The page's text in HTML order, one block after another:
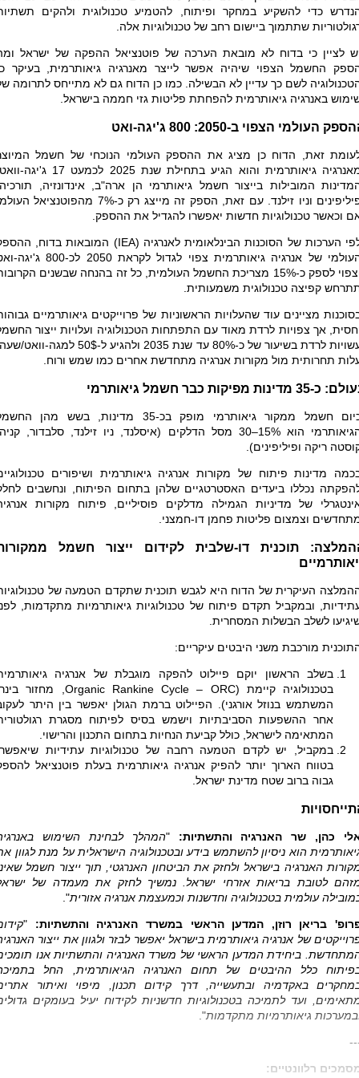
כדי להשקיע במחקר ופיתוח, להטמיע טכנולוגית ולהקים
שתתמוך ביישום רחב של טכנולוגיות אלה.
לציין כי בדוח לא מובאת הערכה של פוטנציאל ההפקה של ישראל
החשמל הצפוי שיהיה אפשר לייצר מאנרגיה גיאותרמית, בעיקר
לשם כך עדיין לא הבשילה. כמו כן הדוח גם לא מתייחס לתרומה
באנרגיה גיאותרמית להפחתת פליטות גזי חממה בישראל.
העולמי הצפוי ב-2050: 800 ג'יגה-ואט
זאת, הדוח כן מציג את ההספק העולמי הנוכחי של חשמל
מאנרגיה גיאותרמית והוא הגיע בתחילת שנת 2025 לכמעט 17
המובילות בייצור חשמל גיאותרמי הן ארה"ב, אינדונזיה,
פיליפינים וניו זילנד. עם זאת, הספק זה מייצג רק כ-7% מהפוטנציאל
וכאשר טכנולוגיות חדשות יאפשרו להגדיל את ההספק.
הערכות של הסוכנות הבינלאומית לאנרגיה (IEA) המובאות בדוח,
העולמי של אנרגיה גיאותרמית צפוי לגדול לקראת 2050 לכ-800
וצפוי לספק כ-15% מצריכת החשמל העולמית, כל זה בהנחה שבשנים
קפיצה טכנולוגית משמעותית.
מציינים עוד שהעלויות הראשוניות של פרוייקטים גיאותרמיים
אך צפויות לרדת מאוד עם התפתחות הטכנולוגיה ועלויות ייצור
עשויות לרדת בשיעור של כ-80% עד שנת 2035 ולהגיע ל-50$ למגה-
תחרותית מול מקורות אנרגיה מתחדשת אחרים כמו שמש ורוח.
35 מדינות מפיקות כבר חשמל גיאותרמי
כיום חשמל ממקור גיאותרמי מופק בכ-35 מדינות, בשש מהן
הוא 15%–30 מסל הדלקים
)איסלנד, ניו זילנד, סלבדור,
ריקה ופיליפינים).
מדינות פיתוח של מקורות אנרגיה גיאותרמית ושיפורים
נכללו ביעדים האסטרטגיים שלהן בתחום הפיתוח, ונחשבים
של מדיניות הגמילה מדלקים פוסיליים, פיתוח מקורות
וצמצום פליטות פחמן דו-חמצני.
תוכנית דו-שלבית לקידום ייצור חשמל
העיקרית של הדוח היא לגבש תוכנית שתקדם הטמעה של
ובמקביל תקדם פיתוח של טכנולוגיות גיאותרמיות מתקדמות,
לשלב הבשלות המסחרית.
מורכבת משני היבטים עיקריים:
בשלב הראשון יוקם פיילוט להפקה מוגבלת של אנרגיה
בטכנולוגיה קיימת (ORC
–
Organic Rankine Cycle , מחזור
המשתמש בנוזל אורגני). הפיילוט ברמת הגולן יאפשר בין היתר
אחר ההשפעות הסביבתיות וישמש בסיס לפיתוח מסגרת
המתאימה לישראל, כולל קביעת הנחיות בתחום התכנון והרישוי.
במקביל, יש לקדם הטמעה רחבה של טכנולוגיות עתידיות
בטווח הארוך יותר להפיק אנרגיה גיאותרמית בעלת פוטנציאל
גבוה ברוב שטח מדינת ישראל.
כהן, שר האנרגיה והתשתיות:"המהלך לבחינת השימוש
הוא ניסיון להשתמש בידע ובטכנולוגיה הישראלית על מנת לגוון
האנרגיה בישראל ולחזק את הביטחון האנרגטי, תוך ייצור חשמל
לטובת בריאות אזרחי ישראל. נמשיך לחזק את מעמדה של
עולמית בטכנולוגיה וחדשנות וכמעצמת אנרגיה אזורית".
בריאן רוזן, המדען הראשי במשרד האנרגיה והתשתיות: "
של אנרגיה גיאותרמית בישראל יאפשר לבזר ולגוון את ייצור
ביחידת המדען הראשי של משרד האנרגיה והתשתיות אנו
כלל ההיבטים של תחום האנרגיה הגיאותרמית, החל
באקדמיה ובתעשייה, דרך קידום תכנון, מיפוי ואיתור
ועד לתמיכה בטכנולוגיות חדשניות לקידוח יעיל בעומקים
גיאותרמיות מתקדמות".
רלוונטיים: